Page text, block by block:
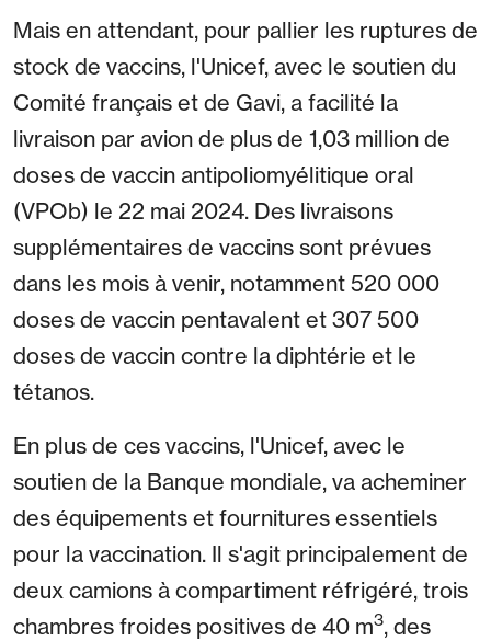
Mais en attendant, pour pallier les ruptures de
stock de vaccins, l'Unicef, avec le soutien du
Comité français et de Gavi, a facilité la
livraison par avion de plus de 1,03 million de
doses de vaccin antipoliomyélitique oral
(VPOb) le 22 mai 2024. Des livraisons
supplémentaires de vaccins sont prévues
dans les mois à venir, notamment 520 000
doses de vaccin pentavalent et 307 500
doses de vaccin contre la diphtérie et le
tétanos.
En plus de ces vaccins, l'Unicef, avec le
soutien de la Banque mondiale, va acheminer
des équipements et fournitures essentiels
pour la vaccination. Il s'agit principalement de
deux camions à compartiment réfrigéré, trois
chambres froides positives de 40 m3, des